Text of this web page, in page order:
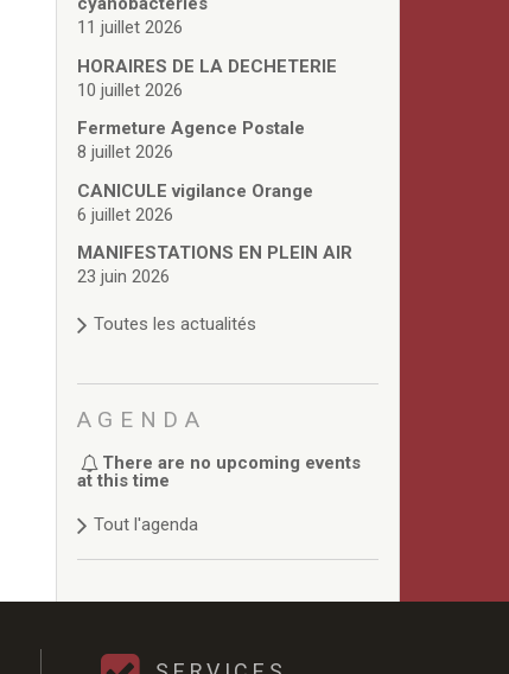
11 juillet 2026
HORAIRES DE LA DECHETERIE
10 juillet 2026
Fermeture Agence Postale
8 juillet 2026
CANICULE vigilance Orange
6 juillet 2026
MANIFESTATIONS EN PLEIN AIR
23 juin 2026
Toutes les actualités
AGENDA
There are no upcoming events
at this time
Tout l'agenda